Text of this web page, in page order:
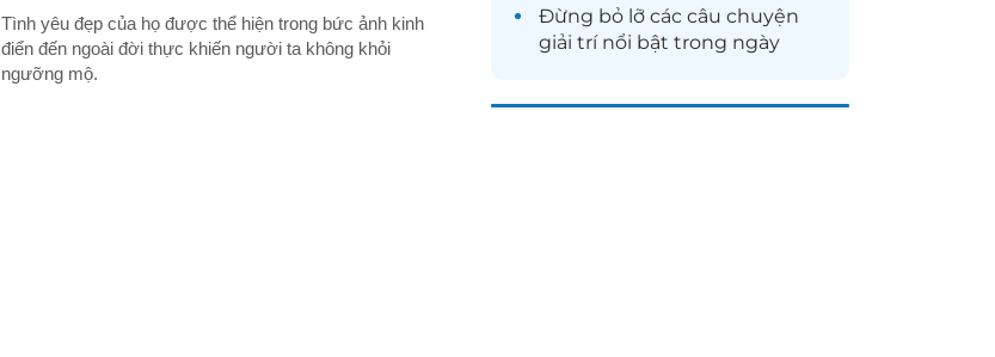
Tình yêu đẹp của họ được thể hiện trong bức ảnh kinh
điển đến ngoài đời thực khiến người ta không khỏi
ngưỡng mộ.
Đừng bỏ lỡ các câu chuyện
giải trínổi bật trong ngày